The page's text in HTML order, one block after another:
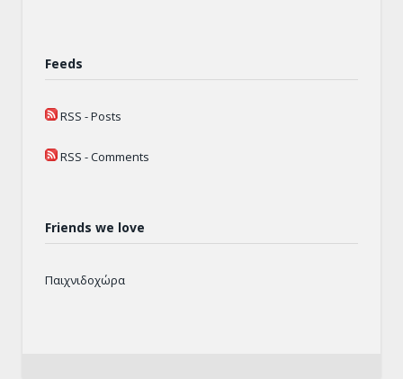
Feeds
RSS - Posts
RSS - Comments
Friends we love
Παιχνιδοχώρα